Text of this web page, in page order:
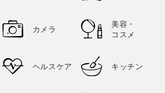
カメラ
美容・
コスメ
ヘルスケア キッチン